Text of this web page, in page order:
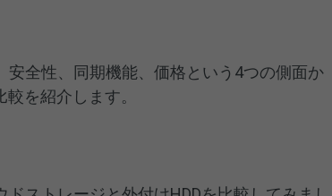
全性、同期機能、価格という4つの側面か
を紹介します。